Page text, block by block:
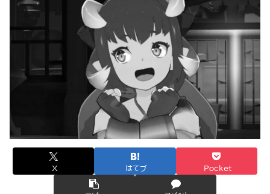
X はてブ Pocket